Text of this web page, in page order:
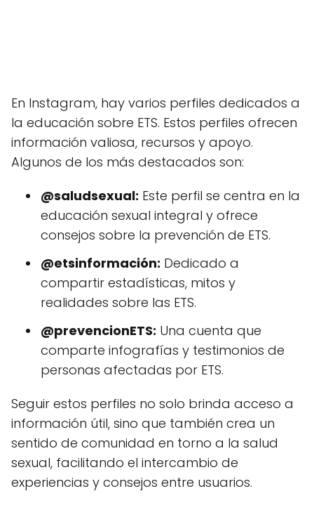
En Instagram, hay varios perfiles dedicados a
la educación sobre ETS. Estos perfiles ofrecen
información valiosa, recursos y apoyo.
Algunos de los más destacados son:
@saludsexual: Este perfil se centra en la
educación sexual integral y ofrece
consejos sobre la prevención de ETS.
@etsinformación: Dedicado a
compartir estadísticas, mitos y
realidades sobre las ETS.
@prevencionETS: Una cuenta que
comparte infografías y testimonios de
personas afectadas por ETS.
Seguir estos perfiles no solo brinda acceso a
información útil, sino que también crea un
sentido de comunidad en torno a la salud
sexual, facilitando el intercambio de
experiencias y consejos entre usuarios.